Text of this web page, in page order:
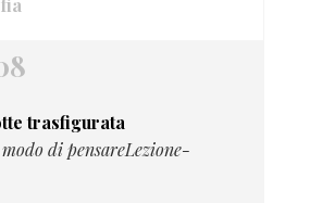
trasfigurata
di pensareLezione-